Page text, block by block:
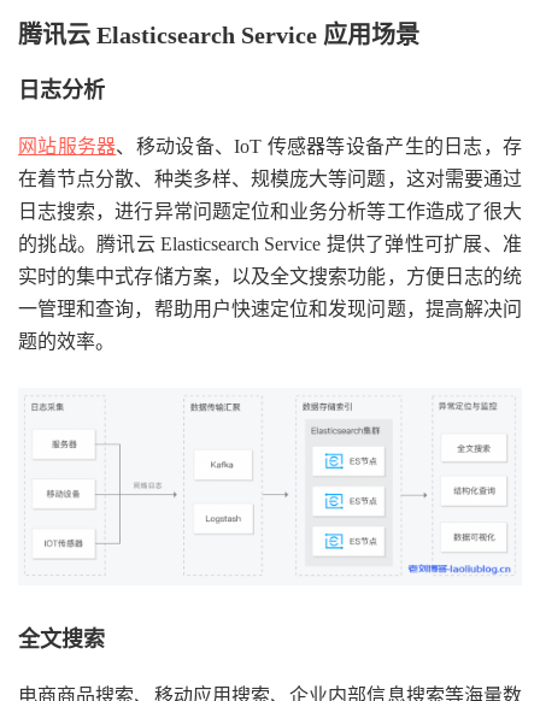
腾讯云 Elasticsearch Service 应用场景
日志分析
网站服务器、移动设备、IoT 传感器等设备产生的日志，存
在着节点分散、种类多样、规模庞大等问题，这对需要通过
日志搜索，进行异常问题定位和业务分析等工作造成了很大
的挑战。腾讯云 Elasticsearch Service 提供了弹性可扩展、准
实时的集中式存储方案，以及全文搜索功能，方便日志的统
一管理和查询，帮助用户快速定位和发现问题，提高解决问
题的效率。
全文搜索
电商商品搜索、移动应用搜索、企业内部信息搜索等海量数